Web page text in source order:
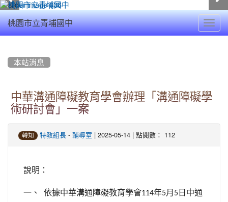
桃園市立青埔國中
本站消息
中華溝通障礙教育學會辦理「溝通障礙學
術研討會」一案
轉知 特教組長 - 輔導室 | 2025-05-14 | 點閱數： 112
說明：
一、 依據中華溝通障礙教育學會114年5月 5 日中通